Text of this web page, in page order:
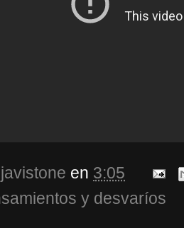
javistone en 3:05
y desvaríos